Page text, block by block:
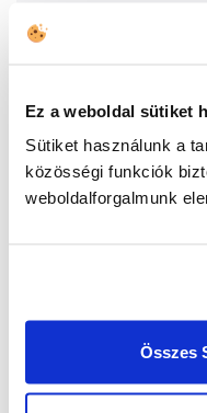
Ez a weboldal sütiket
Sütiket használunk a
közösségi funkciók
weboldalforgalmunk
Összes
Elolvastam az
tájékoztatótés
KEZDŐLAP